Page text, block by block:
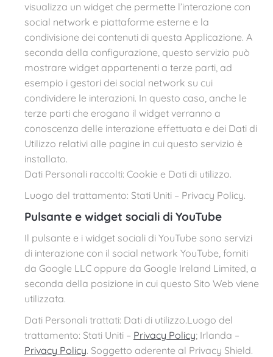
visualizza un widget che permette l’interazione con
social network e piattaforme esterne e la
condivisione dei contenuti di questa Applicazione. A
seconda della configurazione, questo servizio può
mostrare widget appartenenti a terze parti, ad
esempio i gestori dei social network su cui
condividere le interazioni. In questo caso, anche le
terze parti che erogano il widget verranno a
conoscenza delle interazione effettuata e dei Dati di
Utilizzo relativi alle pagine in cui questo servizio è
installato.
Dati Personali raccolti: Cookie e Dati di utilizzo.
Luogo del trattamento: Stati Uniti – Privacy Policy.
Pulsante e widget sociali di YouTube
Il pulsante e i widget sociali di YouTube sono servizi
di interazione con il social network YouTube, forniti
da Google LLC oppure da Google Ireland Limited, a
seconda della posizione in cui questo Sito Web viene
utilizzata.
Dati Personali trattati: Dati di utilizzo.Luogo del
trattamento: Stati Uniti – Privacy Policy; Irlanda –
Privacy Policy. Soggetto aderente al Privacy Shield.